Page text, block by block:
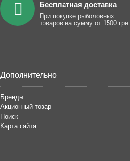
Бесплатная доставка
При покупке рыболовных
товаров на сумму от 1500 грн.
Дополнительно
Бренды
Акционный товар
Поиск
Карта сайта